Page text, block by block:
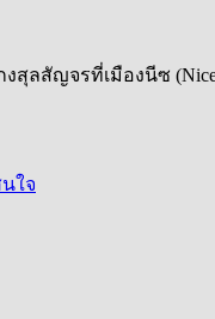
งสุลสัญจรที่เมืองนีซ
ใจ